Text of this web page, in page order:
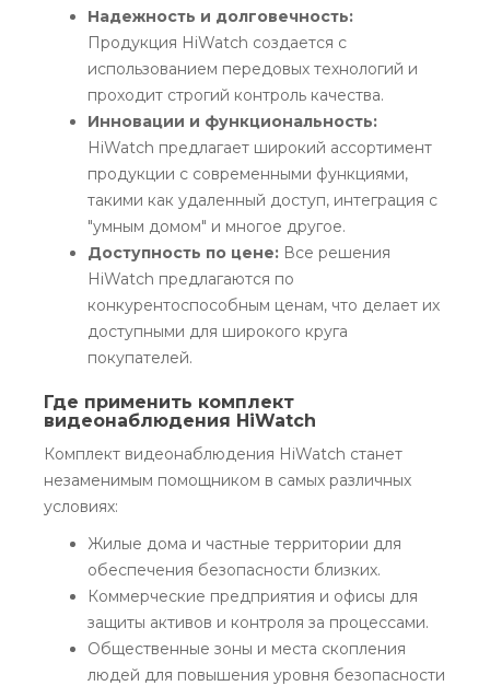
Надежность и долговечность:
Продукция HiWatch создается с
использованием передовых технологий и
проходит строгий контроль качества.
Инновации и функциональность:
HiWatch предлагает широкий ассортимент
продукции с современными функциями,
такими как удаленный доступ, интеграция с
"умным домом" и многое другое.
Доступность по цене: Все решения
HiWatch предлагаются по
конкурентоспособным ценам, что делает их
доступными для широкого круга
покупателей.
Где применить комплект
видеонаблюдения HiWatch
Комплект видеонаблюдения HiWatch станет
незаменимым помощником в самых различных
условиях:
Жилые дома и частные территории для
обеспечения безопасности близких.
Коммерческие предприятия и офисы для
защиты активов и контроля за процессами.
Общественные зоны и места скопления
людей для повышения уровня безопасности